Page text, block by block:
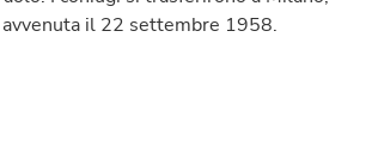
il 22 settembre 1958.